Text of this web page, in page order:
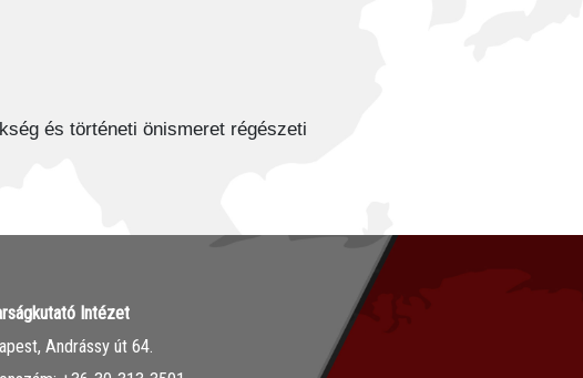
és történeti önismeret régészeti
Intézet
Andrássy út 64.